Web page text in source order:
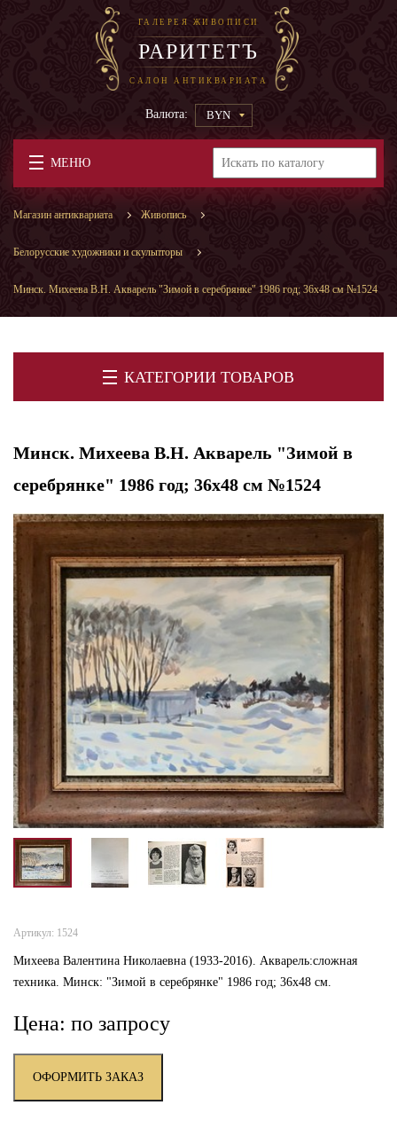
ГАЛЕРЕЯ ЖИВОПИСИ
РАРИТЕТЪ
САЛОН АНТИКВАРИАТА
Валюта: BYN
МЕНЮ
Магазин антиквариата Живопись
Белорусские художники и скульпторы
Минск. Михеева В.Н. Акварель "Зимой в серебрянке" 1986 год; 36х48 см №1524
КАТЕГОРИИ ТОВАРОВ
Минск. Михеева В.Н. Акварель "Зимой в
серебрянке" 1986 год; 36х48 см №1524
Артикул: 1524
Михеева Валентина Николаевна (1933-2016). Акварель:сложная
техника. Минск: "Зимой в серебрянке" 1986 год; 36х48 см.
Цена: по запросу
ОФОРМИТЬ ЗАКАЗ